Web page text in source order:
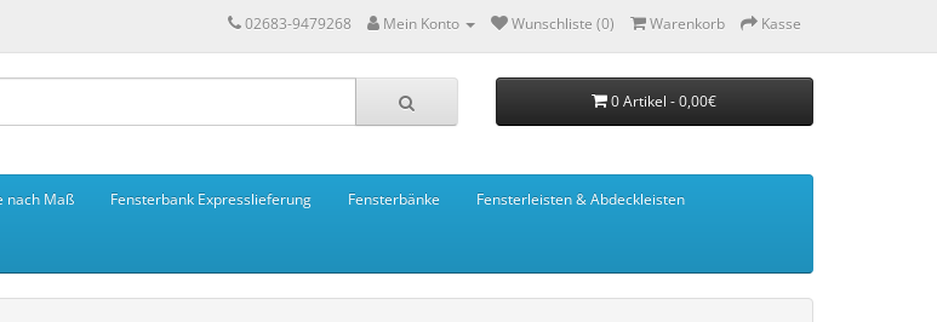
02683-9479268 Mein Konto Wunschliste (0) Warenkorb Kasse
0 Artikel - 0,00€
nach Maß Fensterbank Expresslieferung Fensterbänke Fensterleisten & Abdeckleisten